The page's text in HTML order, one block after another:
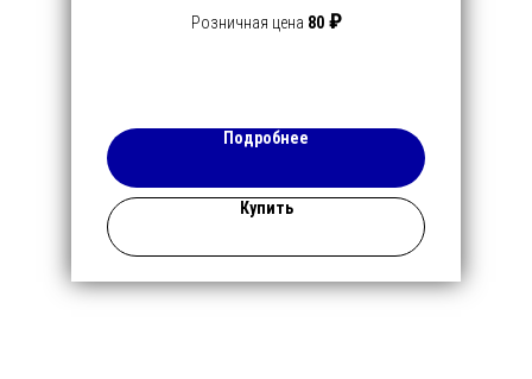
Розничная цена 80₽
Подробнее
Купить